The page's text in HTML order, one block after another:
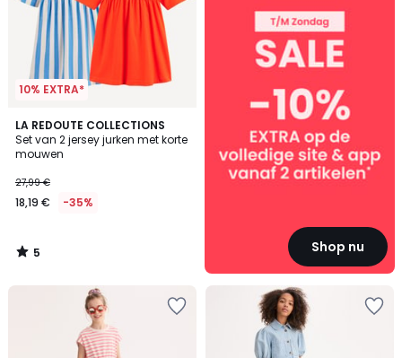
10% EXTRA*
LA REDOUTE COLLECTIONS
Set van 2 jersey jurken met korte
mouwen
27,99 €
18,19 € -35%
5
/
5
5
/
Shop nu
artikelen*